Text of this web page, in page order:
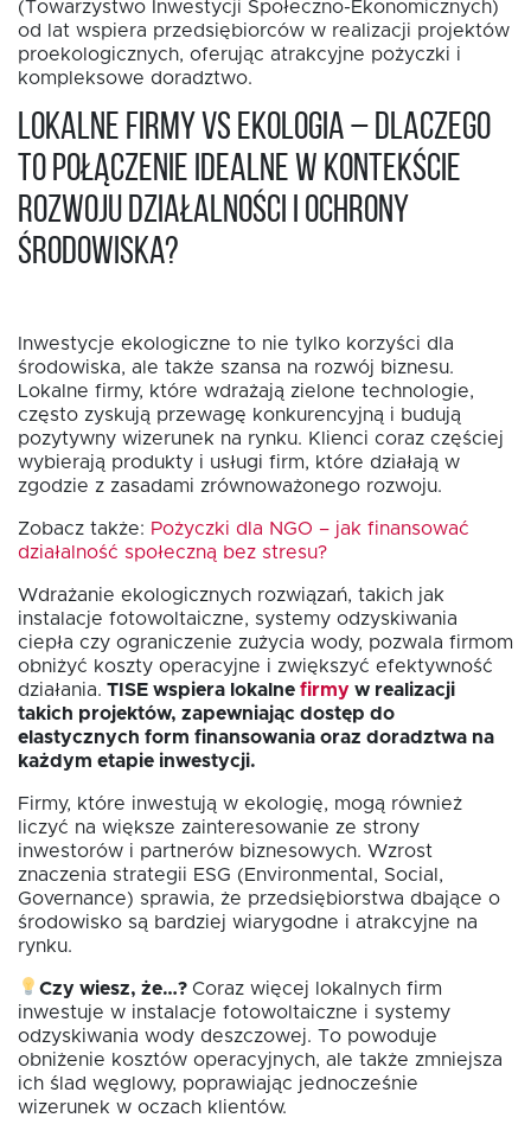
EN
(Towarzystwo Inwestycji Społeczno-Ekonomicznych)
od lat wspiera przedsiębiorców w realizacji projektów
proekologicznych, oferując atrakcyjne pożyczki i
kompleksowe doradztwo.
Lokalne firmy vs ekologia – dlaczego
to połączenie idealne w kontekście
rozwoju działalności i ochrony
środowiska?
Inwestycje ekologiczne to nie tylko korzyści dla
środowiska, ale także szansa na rozwój biznesu.
Lokalne firmy, które wdrażają zielone technologie,
często zyskują przewagę konkurencyjną i budują
pozytywny wizerunek na rynku. Klienci coraz częściej
wybierają produkty i usługi firm, które działają w
zgodzie z zasadami zrównoważonego rozwoju.
Zobacz także: Pożyczki dla NGO – jak finansować
działalność społeczną bez stresu?
Wdrażanie ekologicznych rozwiązań, takich jak
instalacje fotowoltaiczne, systemy odzyskiwania
ciepła czy ograniczenie zużycia wody, pozwala firmom
obniżyć koszty operacyjne i zwiększyć efektywność
działania. TISE wspiera lokalne firmy w realizacji
takich projektów, zapewniając dostęp do
elastycznych form finansowania oraz doradztwa na
każdym etapie inwestycji.
Firmy, które inwestują w ekologię, mogą również
liczyć na większe zainteresowanie ze strony
inwestorów i partnerów biznesowych. Wzrost
znaczenia strategii ESG (Environmental, Social,
Governance) sprawia, że przedsiębiorstwa dbające o
środowisko są bardziej wiarygodne i atrakcyjne na
rynku.
Czy wiesz, że…?Coraz więcej lokalnych firm
inwestuje w instalacje fotowoltaiczne i systemy
odzyskiwania wody deszczowej. To powoduje
obniżenie kosztów operacyjnych, ale także zmniejsza
ich ślad węglowy, poprawiając jednocześnie
wizerunek w oczach klientów.